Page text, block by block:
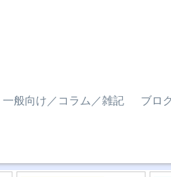
一般向け／コラム／雑記 ブロ